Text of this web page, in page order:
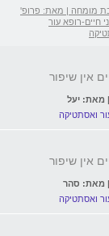
מומחה | מאת: פרופ'
חיים-רופא עור
ואסתטיקה
ואסתטיקה